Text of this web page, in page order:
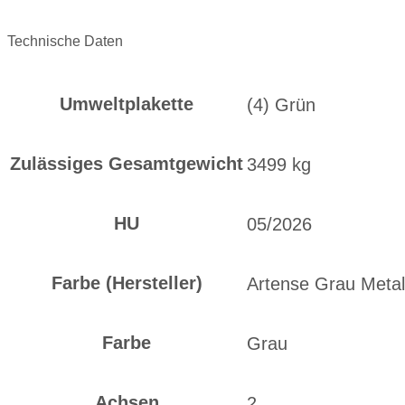
Technische Daten
Umweltplakette (4) Grün
Zulässiges Gesamtgewicht 3499 kg
HU 05/2026
Farbe (Hersteller) Artense Grau
Farbe Grau